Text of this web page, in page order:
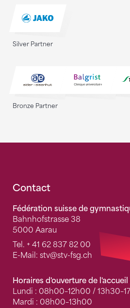
Silver Partner
Bronze Partner
Fusszeile
Contact
Fédération suisse de
Bahnhofstrasse 38
5000 Aarau
Tel. + 41 62 837 82 00
E-Mail: stv@stv-fsg.ch
Horaires d'ouverture de
Lundi : 08h00–12h00 /
Mardi : 08h00–13h00